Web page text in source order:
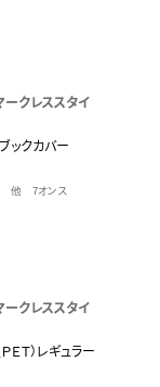
ークレススタイ
ックカバー
他 7オンス
ークレススタイ
ＥＴ）レギュラー